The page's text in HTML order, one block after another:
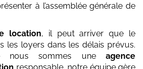
à l’assemblée générale de
location, il peut arriver que le
les loyers dans les délais prévus.
nous sommes une agence
responsable, notre équipe gère